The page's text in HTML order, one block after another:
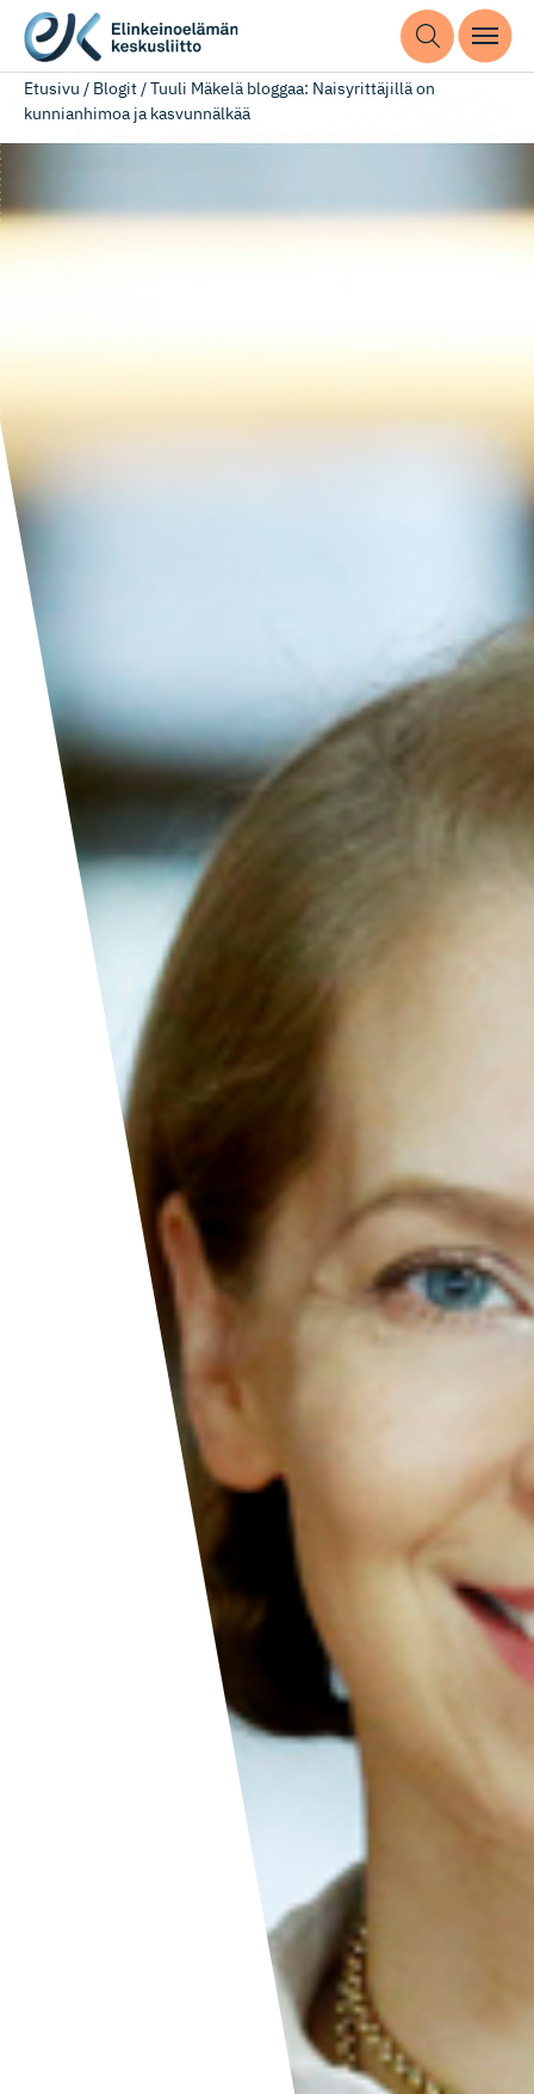
Etusivu / Blogit/Tuuli Mäkelä bloggaa: Naisyrittäjillä on
kunnianhimoa ja kasvunnälkää